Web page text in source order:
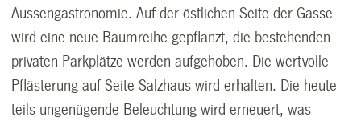
Aussengastronomie. Auf der östlichen Seite der Gasse
wird eine neue Baumreihe gepflanzt, die bestehenden
privaten Parkplätze werden aufgehoben. Die wertvolle
Pflästerung auf Seite Salzhaus wird erhalten. Die heute
teils ungenügende Beleuchtung wird erneuert, was